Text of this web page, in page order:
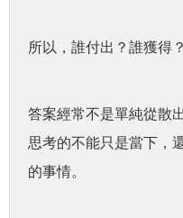
所以，誰付出？誰獲得
答案經常不是單純從散
思考的不能只是當下，
的事情。